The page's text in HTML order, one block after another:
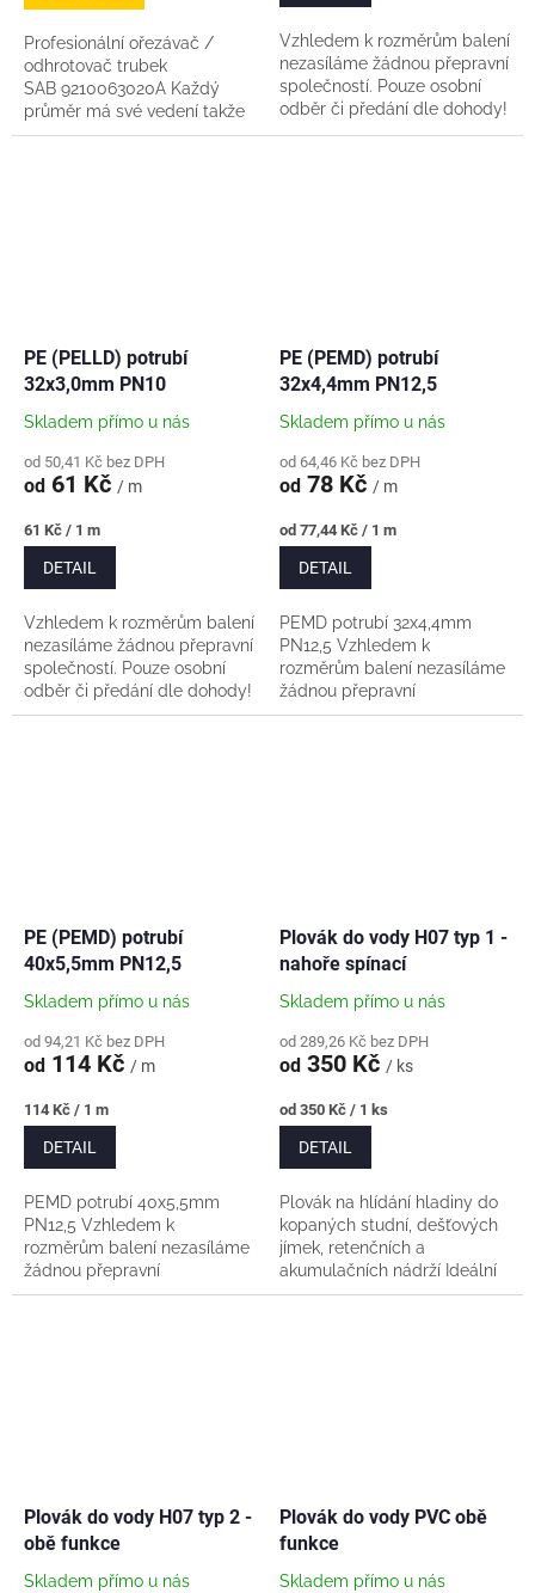
Profesionální ořezávač /
odhrotovač trubek
SAB 9210063020A Každý
průměr má své vedení takže
ořez je rovný a rovnoměrný
Vzhledem k rozměrům balení
nezasíláme žádnou přepravní
společností. Pouze osobní
odběr či předání dle dohody!
Variantu na metráž
PE (PELLD) potrubí
32x3,0mm PN10
Skladem přímo u nás
od 50,41 Kč bez DPH
od 61 Kč / m
Měrná
cena:
61 Kč / 1 m
DETAIL
Vzhledem k rozměrům balení
nezasíláme žádnou přepravní
společností. Pouze osobní
odběr či předání dle dohody!
Variantu na metráž
PE (PEMD) potrubí
32x4,4mm PN12,5
Skladem přímo u nás
od 64,46 Kč bez DPH
od 78 Kč / m
Měrná
cena:
od 77,44 Kč / 1 m
DETAIL
PEMD potrubí 32x4,4mm
PN12,5 Vzhledem k
rozměrům balení nezasíláme
žádnou přepravní
společností. Pouze osobní
PE (PEMD) potrubí
40x5,5mm PN12,5
Skladem přímo u nás
od 94,21 Kč bez DPH
od 114 Kč / m
Měrná
cena:
114 Kč / 1 m
DETAIL
PEMD potrubí 40x5,5mm
PN12,5 Vzhledem k
rozměrům balení nezasíláme
žádnou přepravní
společností. Pouze osobní
Plovák do vody H07 typ 1 -
nahoře spínací
Skladem přímo u nás
od 289,26 Kč bez DPH
od 350 Kč / ks
Měrná
cena:
od 350 Kč / 1 ks
DETAIL
Plovák na hlídání hladiny do
kopaných studní, dešťových
jímek, retenčních a
akumulačních nádrží Ideální
jako ochrana proti chodu na
Plovák do vody H07 typ 2 -
obě funkce
Skladem přímo u nás
Plovák do vody PVC obě
funkce
Skladem přímo u nás